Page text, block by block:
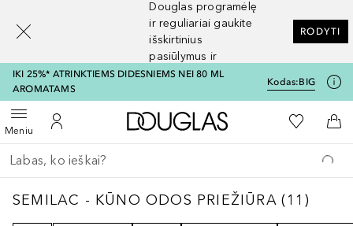
Douglas programėlę
ir reguliariai gaukite
išskirtinius
pasiūlymus ir
nuolaidas
RODYTI
IKI 25%* ATRINKTIEMS DIDESNIEMS NEI 80 ML
AROMATAMS
Kodas:BIG
MeniuAtidaryti meniuĮ mano paskyrą
Į Douglas pagrindinį
Į mano
Į
Grįžk atgal
Vykdykite paiešką
SEMILAC - KŪNO ODOS PRIEŽIŪRA 11
SEMILAC - KŪNO ODOS PRIEŽIŪRA (11 )
[navigation.slideout.screenreader]